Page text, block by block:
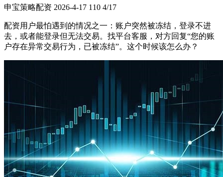
申宝策略配资 2026-4-17 110 4/17
配资用户最怕遇到的情况之一：账户突然被冻结，登录不进
去，或者能登录但无法交易。找平台客服，对方回复“您的账
户存在异常交易行为，已被冻结”。这个时候该怎么办？